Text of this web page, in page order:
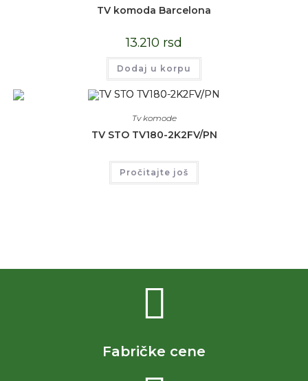
TV komoda Barcelona
13.210 rsd
Dodaj u korpu
Tv komode
TV STO TV180-2K2FV/PN
Pročitajte još
Fabričke cene